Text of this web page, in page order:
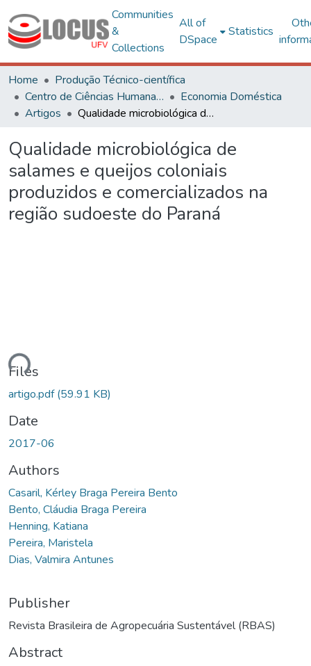
Communities
&
Collections
All of
DSpace
Statistics
Home
Produção Técnico-científica
Centro de Ciências Humanas, Letras e Artes
Economia Doméstica
Artigos
Qualidade microbiológica de salames e queijos coloniais produzidos e comercializados na região sudoeste do Paraná
Qualidade microbiológica de
salames e queijos coloniais
produzidos e comercializados na
região sudoeste do Paraná
Files
artigo.pdf(59.91 KB)
Date
2017-06
Authors
Casaril, Kérley Braga Pereira Bento
Bento, Cláudia Braga Pereira
Henning, Katiana
Pereira, Maristela
Dias, Valmira Antunes
Publisher
Revista Brasileira de Agropecuária Sustentável (RBAS)
Abstract